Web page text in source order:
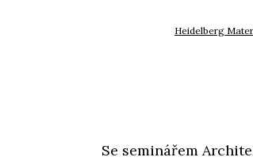
Heidelberg
Se seminářem